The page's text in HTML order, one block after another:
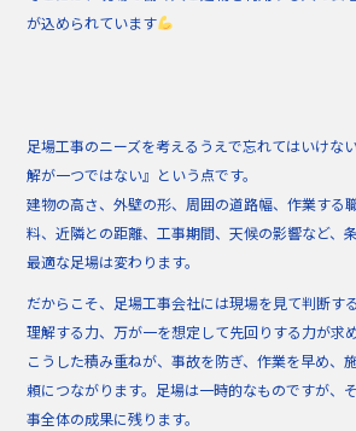
が込められています
足場工事のニーズを考えるうえで忘れてはいけな
解が一つではない』という点です。
建物の高さ、外壁の形、周囲の道路幅、作業する
料、近隣との距離、工事期間、天候の影響など、
最適な足場は変わります。
だからこそ、足場工事会社には現場を見て判断す
理解する力、万が一を想定して先回りする力が求め
こうした積み重ねが、事故を防ぎ、作業を早め、
頼につながります。足場は一時的なものですが、
事全体の成果に残ります。